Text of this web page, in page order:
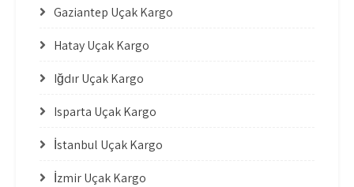
Gaziantep Uçak Kargo
Hatay Uçak Kargo
Iğdır Uçak Kargo
Isparta Uçak Kargo
İstanbul Uçak Kargo
İzmir Uçak Kargo